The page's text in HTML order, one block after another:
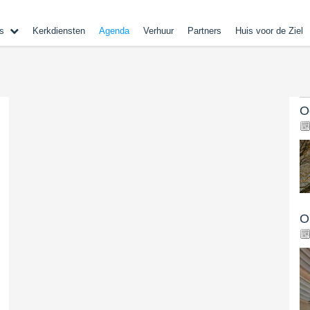
Kerkdiensten Agenda Verhuur Partners Huis voor de Ziel